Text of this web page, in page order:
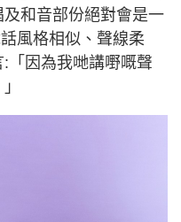
和音部份絕對會是一
風格相似、聲線柔
「因為我哋講嘢嘅聲